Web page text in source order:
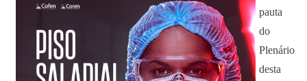
pauta
do
Plenário
desta